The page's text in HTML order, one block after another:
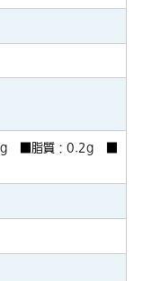
■脂質：0.2g ■